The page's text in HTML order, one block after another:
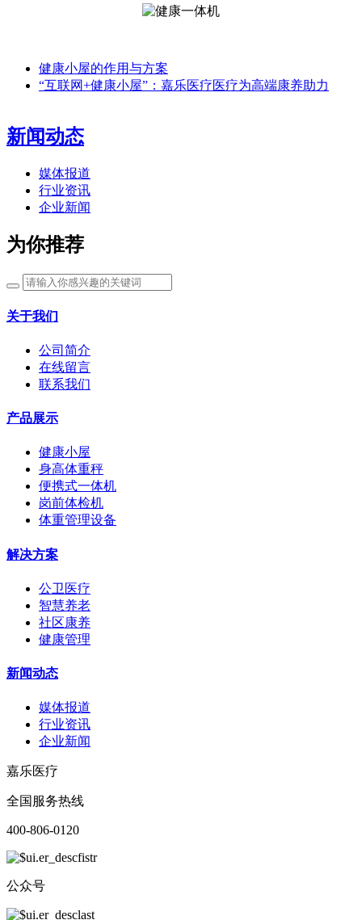
健康小屋的作用与方案
“互联网+健康小屋”：嘉乐医疗医疗为高端康养助力
新闻动态
媒体报道
行业资讯
企业新闻
为你推荐
关于我们
公司简介
在线留言
联系我们
产品展示
健康小屋
身高体重秤
便携式一体机
岗前体检机
体重管理设备
解决方案
公卫医疗
智慧养老
社区康养
健康管理
新闻动态
媒体报道
行业资讯
企业新闻
嘉乐医疗
全国服务热线
400-806-0120
公众号